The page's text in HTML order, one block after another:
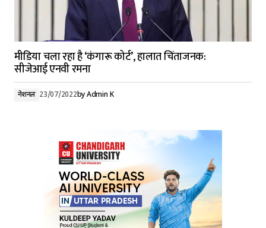
मीडिया चला रहा है ‘कंगारू कोर्ट’, हालात चिंताजनक:
सीजेआई एनवी रमना
नेशनल 23/07/2022byAdmin K